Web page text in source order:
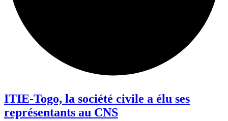
ITIE-Togo, la société civile a élu ses
représentants au CNS